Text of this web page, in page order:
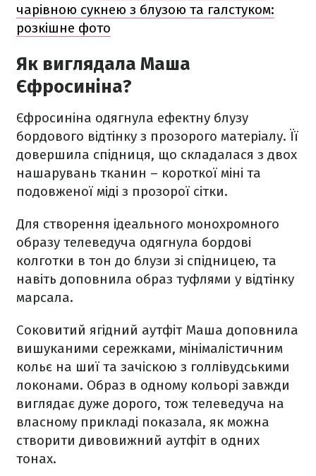
чарівною сукнею з блузою та галстуком:
розкішне фото
Як виглядала Маша
Єфросиніна?
Єфросиніна одягнула ефектну блузу
бордового відтінку з прозорого матеріалу. Її
довершила спідниця, що складалася з двох
нашарувань тканин – короткої міні та
подовженої міді з прозорої сітки.
Для створення ідеального монохромного
образу телеведуча одягнула бордові
колготки в тон до блузи зі спідницею, та
навіть доповнила образ туфлями у відтінку
марсала.
Соковитий ягідний аутфіт Маша доповнила
вишуканими сережками, мінімалістичним
кольє на шиї та зачіскою з голлівудськими
локонами. Образ в одному кольорі завжди
виглядає дуже дорого, тож телеведуча на
власному прикладі показала, як можна
створити дивовижний аутфіт в одних
тонах.